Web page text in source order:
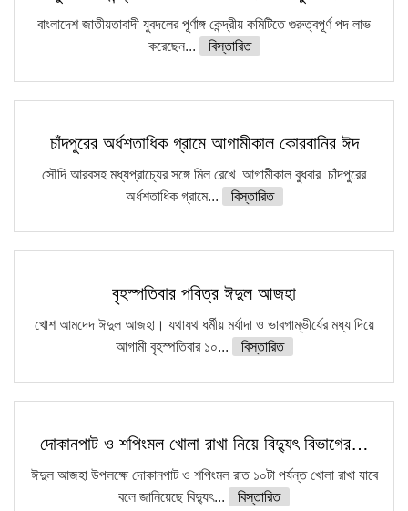
বাংলাদেশ জাতীয়তাবাদী যুবদলের পূর্ণাঙ্গ কেন্দ্রীয় কমিটিতে গুরুত্বপূর্ণ পদ লাভ
করেছেন...
বিস্তারিত
চাঁদপুরের অর্ধশতাধিক গ্রামে আগামীকাল কোরবানির ঈদ
সৌদি আরবসহ মধ্যপ্রাচ্যের সঙ্গে মিল রেখে আগামীকাল বুধবার চাঁদপুরের
অর্ধশতাধিক গ্রামে...
বিস্তারিত
বৃহস্পতিবার পবিত্র ঈদুল আজহা
খোশ আমদেদ ঈদুল আজহা। যথাযথ ধর্মীয় মর্যাদা ও ভাবগাম্ভীর্যের মধ্য দিয়ে
আগামী বৃহস্পতিবার ১০...
বিস্তারিত
দোকানপাট ও শপিংমল খোলা রাখা নিয়ে বিদ্যুৎ বিভাগের…
ঈদুল আজহা উপলক্ষে দোকানপাট ও শপিংমল রাত ১০টা পর্যন্ত খোলা রাখা যাবে
বলে জানিয়েছে বিদ্যুৎ...
বিস্তারিত